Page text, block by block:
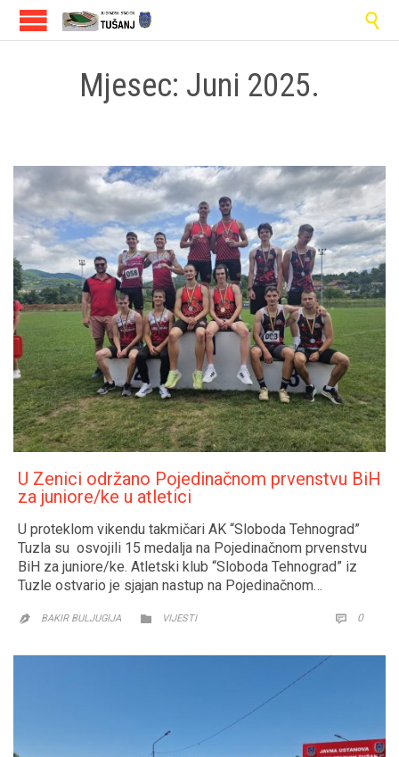

Mjesec: Juni 2025.
U Zenici održano Pojedinačnom prvenstvu BiH
za juniore/ke u atletici
U proteklom vikendu takmičari AK “Sloboda Tehnograd”
Tuzla su osvojili 15 medalja na Pojedinačnom prvenstvu
BiH za juniore/ke. Atletski klub “Sloboda Tehnograd” iz
Tuzle ostvario je sjajan nastup na Pojedinačnom…
 BAKIR BULJUGIJA  CATEGORY
VIJESTI  0